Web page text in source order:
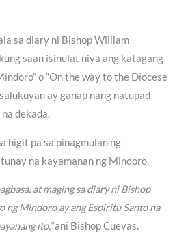
sa diary ni Bishop William
saan isinulat niya ang katagang
o “On the way to the Diocese
ay ganap nang natupad
dekada.
higit pa sa pinagmulan ng
na kayamanan ng Mindoro.
at maging sa diary ni Bishop
ng Mindoro ay ang Espiritu Santo na
ito,”ani Bishop Cuevas.